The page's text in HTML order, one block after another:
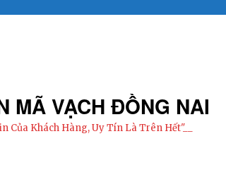
MÃ VẠCH ĐỒNG NAI
Của Khách Hàng, Uy Tín Là Trên Hết"__